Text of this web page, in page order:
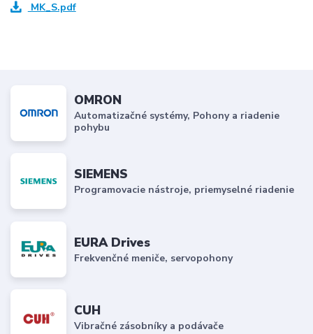
MK_S.pdf
OMRON
Automatizačné systémy, Pohony a riadenie
pohybu
SIEMENS
Programovacie nástroje, priemyselné riadenie
EURA Drives
Frekvenčné meniče, servopohony
CUH
Vibračné zásobníky a podávače